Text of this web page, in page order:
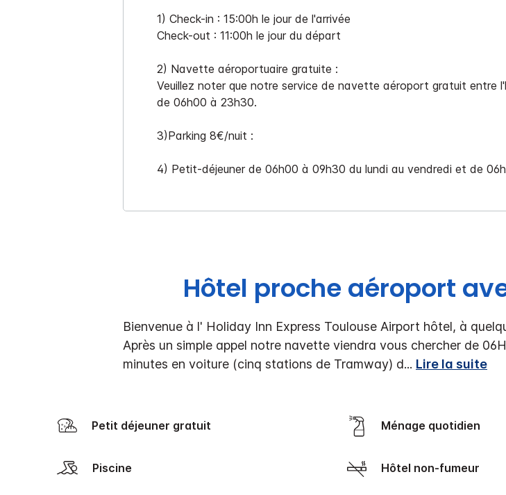
1) Check-in : 15:00h le jour de l'arrivée
Check-out : 11:00h le jour du départ
2) Navette aéroportuaire gratuite :
Veuillez noter que notre service de navette aéroport gratuit entre
de 06h00 à 23h30.
3)Parking 8€/nuit :
4) Petit-déjeuner de 06h00 à 09h30 du lundi au vendredi et de
Hôtel proche aéroport
Bienvenue à l' Holiday Inn Express Toulouse Airport hôtel, à
Après un simple appel notre navette viendra vous chercher de
minutes en voiture (cinq stations de Tramway) d... Lire la suite
Petit déjeuner gratuit Ménage quotidien
Piscine Hôtel non-fumeur